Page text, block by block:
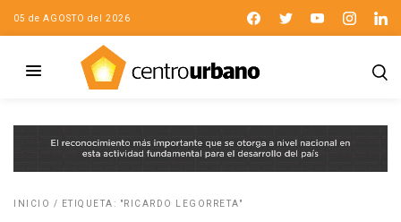
05 de AGOSTO del 2026
INICIO / ETIQUETA: "RICARDO LEGORRETA"